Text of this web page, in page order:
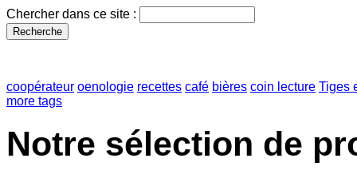
Chercher dans ce site :
coopérateur oenologie recettes café bières coin lecture Tiges
more tags
Notre sélection de